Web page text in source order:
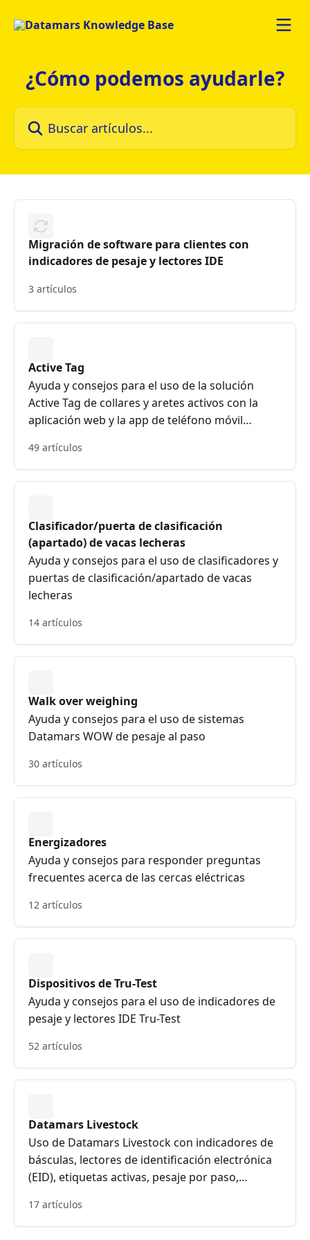
¿Cómo podemos ayudarle?
Buscar artículos...
Migración de software para clientes con
indicadores de pesaje y lectores IDE
3 artículos
Active Tag
Ayuda y consejos para el uso de la solución
Active Tag de collares y aretes activos con la
aplicación web y la app de teléfono móvil
49 artículos
Clasificador/puerta de clasificación
(apartado) de vacas lecheras
Ayuda y consejos para el uso de clasificadores y
puertas de clasificación/apartado de vacas
lecheras
14 artículos
Walk over weighing
Ayuda y consejos para el uso de sistemas
Datamars WOW de pesaje al paso
30 artículos
Energizadores
Ayuda y consejos para responder preguntas
frecuentes acerca de las cercas eléctricas
12 artículos
Dispositivos de Tru-Test
Ayuda y consejos para el uso de indicadores de
pesaje y lectores IDE Tru-Test
52 artículos
Datamars Livestock
Uso de Datamars Livestock con indicadores de
básculas, lectores de identificación electrónica
(EID), etiquetas activas, pesaje por paso,
cercas y energizadores conectados
17 artículos